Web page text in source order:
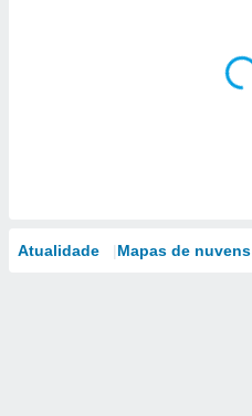
Atualidade Mapas de nuvens